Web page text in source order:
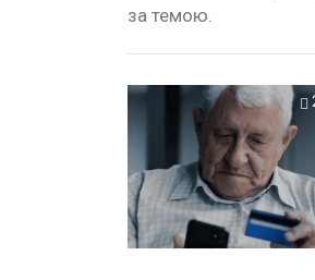
за темою.